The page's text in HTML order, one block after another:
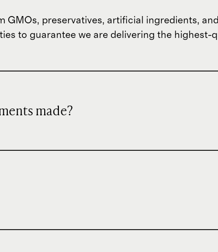
GMOs, preservatives, artificial ingredients,
to guarantee we are delivering the highest-
made?